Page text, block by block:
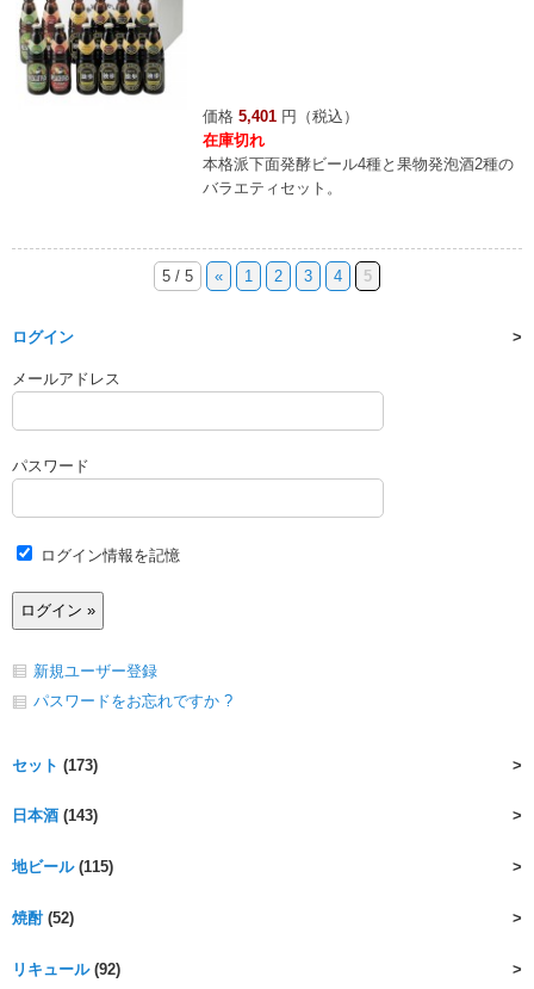
価格 5,401 円（税込）
在庫切れ
本格派下面発酵ビール4種と果物発泡酒2種の
バラエティセット。
5 / 5 « 1 2 3 4 5
ログイン
メールアドレス
パスワード
ログイン情報を記憶
新規ユーザー登録
パスワードをお忘れですか ?
セット (173)
日本酒 (143)
地ビール(115)
焼酎(52)
リキュール(92)